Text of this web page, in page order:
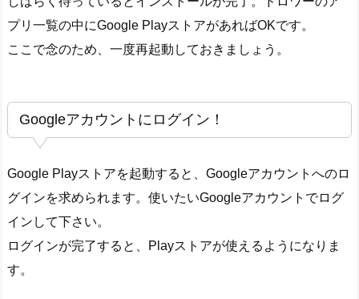
プリ一覧の中にGoogle PlayストアがあればOKです。
ここで念のため、一度再起動しておきましょう。
Googleアカウントにログイン！
Google Playストアを起動すると、Googleアカウントへのロ
グインを求められます。使いたいGoogleアカウントでログ
インして下さい。
ログインが完了すると、Playストアが使えるようになりま
す。